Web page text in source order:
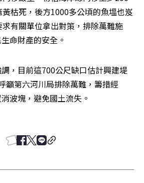
枯死，後方1000多公頃的魚塭也岌
有關單位拿出對策，排除萬難施
命財產的安全。
，目前這700公尺缺口估計興建堤
籲第六河川局排除萬難，籌措經
波塊，避免國土流失。